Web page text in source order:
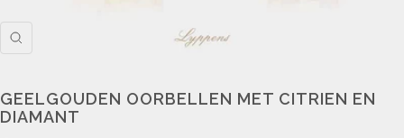
GEELGOUDEN OORBELLEN MET CITRIEN EN
DIAMANT